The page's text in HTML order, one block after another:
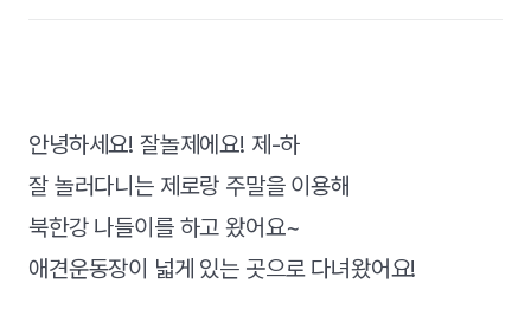
안녕하세요! 잘놀제에요! 제-하
잘 놀러다니는 제로랑 주말을 이용해
북한강 나들이를 하고 왔어요~
애견운동장이 넓게 있는 곳으로 다녀왔어요!